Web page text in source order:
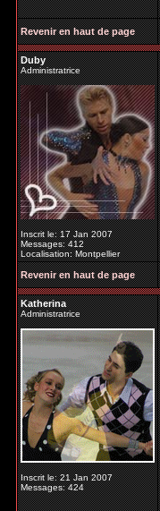
Revenir en haut de page
Duby
Administratrice
Inscrit le: 17 Jan 2007
Messages: 412
Localisation: Montpellier
Revenir en haut de page
Katherina
Administratrice
Inscrit le: 21 Jan 2007
Messages: 424